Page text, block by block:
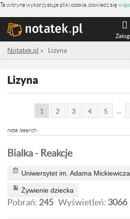
Ta witryna wykorzystuje pliki cookie, dowiedz się
Notatek.pl » Lizyna
Lizyna
1 2 3 4 5
note /search
Bialka - Reakcje
Uniwersytet im. Adama
Żywienie dziecka
Pobrań: 245 Wyświetleń: 3066